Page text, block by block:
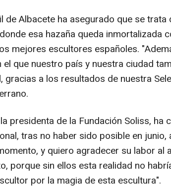
de Albacete ha asegurado que se trata
esa hazaña queda inmortalizada
mejores escultores españoles.
el que nuestro país y nuestra ciudad
gracias a los resultados de nuestra
presidenta de la Fundación Soliss, ha
tras no haber sido posible en junio,
y quiero agradecer su labor al
porque sin ellos esta realidad no
por la magia de esta escultura".